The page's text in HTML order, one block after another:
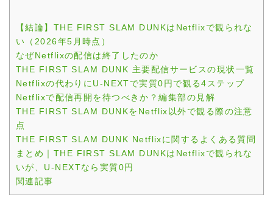
【結論】THE FIRST SLAM DUNKはNetflixで観られな
い（2026年5月時点）
なぜNetflixの配信は終了したのか
THE FIRST SLAM DUNK 主要配信サービスの現状一覧
Netflixの代わりにU-NEXTで実質0円で観る4ステップ
Netflixで配信再開を待つべきか？編集部の見解
THE FIRST SLAM DUNKをNetflix以外で観る際の注意
点
THE FIRST SLAM DUNK Netflixに関するよくある質問
まとめ｜THE FIRST SLAM DUNKはNetflixで観られな
いが、U-NEXTなら実質0円
関連記事